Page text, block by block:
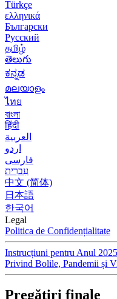
Türkçe
ελληνικά
Български
Русский
தமிழ்
తెలుగు
ಕನ್ನಡ
മലയാളം
ไทย
বাংলা
हिंदी
العربية
اردو
فارسی
עִברִית
中文 (简体)
日本語
한국어
Legal
Politica de Confidențialitate
Instrucțiuni pentru Anul 2025
Privind Bolile, Pandemii și
Pregătiri finale